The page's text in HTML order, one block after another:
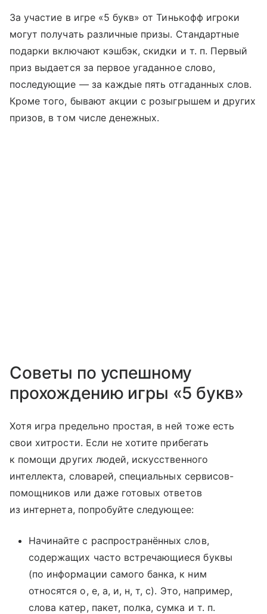
За участие в игре «5 букв» от Тинькофф игроки
могут получать различные призы. Стандартные
подарки включают кэшбэк, скидки и т. п. Первый
приз выдается за первое угаданное слово,
последующие — за каждые пять отгаданных слов.
Кроме того, бывают акции с розыгрышем и других
призов, в том числе денежных.
Советы по успешному
прохождению игры «5 букв»
Хотя игра предельно простая, в ней тоже есть
свои хитрости. Если не хотите прибегать
к помощи других людей, искусственного
интеллекта, словарей, специальных сервисов-
помощников или даже готовых ответов
из интернета, попробуйте следующее:
Начинайте с распространённых слов,
содержащих часто встречающиеся буквы
(по информации самого банка, к ним
относятся о, е, а, и, н, т, с). Это, например,
слова катер, пакет, полка, сумка и т. п.